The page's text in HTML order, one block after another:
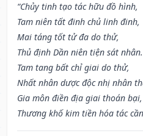
“Chủy tinh tạo tác hữu đồ hình,
Tam niên tất đinh chủ linh đinh,
Mai táng tốt tử đa do thử,
Thủ định Dần niên tiện sát nhân.
Tam tang bất chỉ giai do thử,
Nhất nhân dược độc nhị nhân
Gia môn điền địa giai thoán bại,
Thương khố kim tiền hóa tác